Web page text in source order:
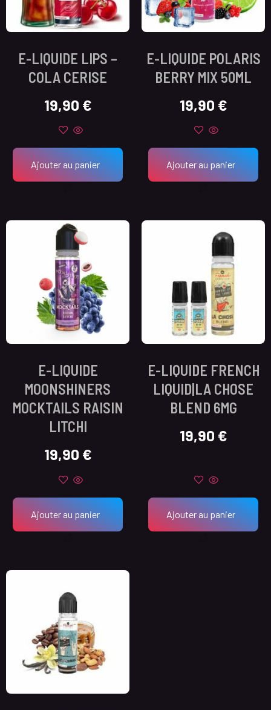
E-LIQUIDE LIPS –
COLA CERISE
19,90 €
Ajouter au panier
E-LIQUIDE POLARIS
BERRY MIX 50ML
19,90 €
Ajouter au panier
E-LIQUIDE
MOONSHINERS
MOCKTAILS RAISIN
LITCHI
19,90 €
Ajouter au panier
E-LIQUIDE FRENCH
LIQUID|LA CHOSE
BLEND 6MG
19,90 €
Ajouter au panier